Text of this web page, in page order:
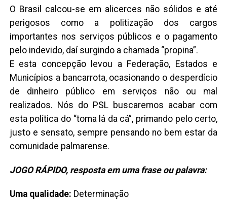
O Brasil calcou-se em alicerces não sólidos e até
perigosos como a politização dos cargos
importantes nos serviços públicos e o pagamento
pelo indevido, daí surgindo a chamada “propina”.
E esta concepção levou a Federação, Estados e
Municípios a bancarrota, ocasionando o desperdício
de dinheiro público em serviços não ou mal
realizados. Nós do PSL buscaremos acabar com
esta política do “toma lá da cá”, primando pelo certo,
justo e sensato, sempre pensando no bem estar da
comunidade palmarense.
JOGO RÁPIDO, resposta em uma frase ou palavra:
Uma qualidade: Determinação